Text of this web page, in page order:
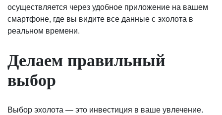
осуществляется через удобное приложение на вашем
смартфоне, где вы видите все данные с эхолота в
реальном времени.
Делаем правильный
выбор
Выбор эхолота — это инвестиция в ваше увлечение.